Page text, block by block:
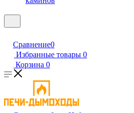
Сравнение0
Избранные товары 0
Корзина 0